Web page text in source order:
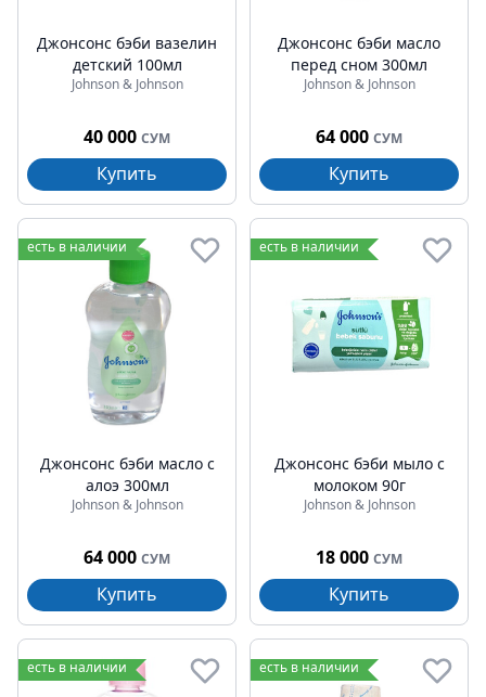
Джонсонс бэби вазелин
детский 100мл
Johnson & Johnson
40 000 СУМ
Купить
Джонсонс бэби масло
перед сном 300мл
Johnson & Johnson
64 000 СУМ
Купить
есть в наличии
Джонсонс бэби масло с
алоэ 300мл
Johnson & Johnson
64 000 СУМ
Купить
есть в наличии
Джонсонс бэби мыло с
молоком 90г
Johnson & Johnson
18 000 СУМ
Купить
есть в наличии есть в наличии